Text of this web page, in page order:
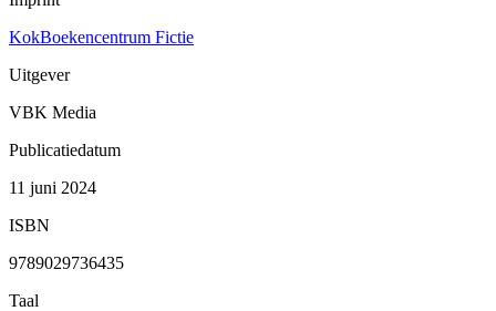
KokBoekencentrum Fictie
Uitgever
VBK Media
Publicatiedatum
11 juni 2024
ISBN
9789029736435
Taal